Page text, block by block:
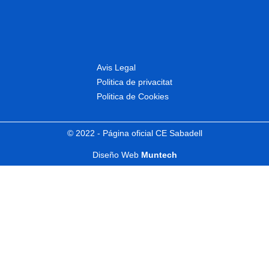
Avis Legal
Politica de privacitat
Politica de Cookies
© 2022 - Página oficial CE Sabadell
Diseño Web Muntech